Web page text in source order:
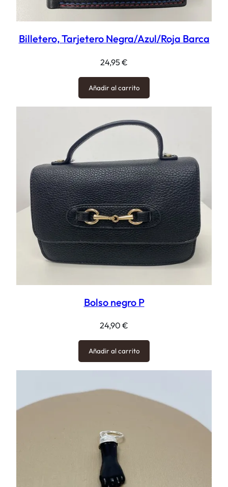
Billetero, Tarjetero Negra/Azul/Roja Barca
24,95€
Añadir al carrito
Bolso negro P
24,90 €
Añadir al carrito